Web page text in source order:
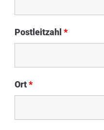
Postleitzahl *
Ort*